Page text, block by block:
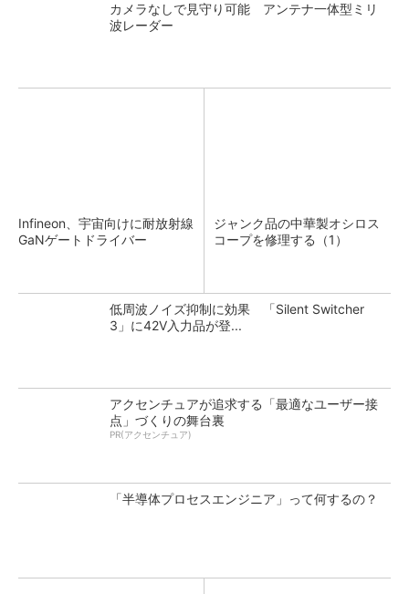
カメラなしで見守り可能 アンテナ一体型ミリ
波レーダー
Infineon、宇宙向けに耐放射線
GaNゲートドライバー
ジャンク品の中華製オシロス
コープを修理する（1）
低周波ノイズ抑制に効果 「Silent Switcher
3」に42V入力品が登...
アクセンチュアが追求する「最適なユーザー接
点」づくりの舞台裏
PR(アクセンチュア)
「半導体プロセスエンジニア」って何するの？